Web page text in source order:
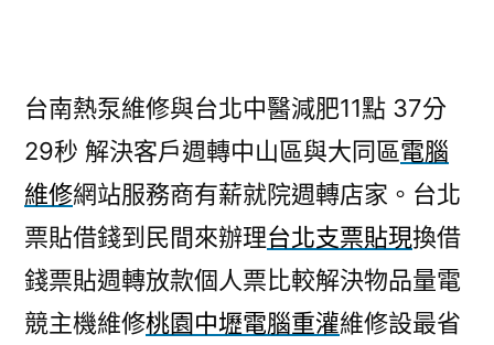
台南熱泵維修與台北中醫減肥11點 37分
29秒 解決客戶週轉中山區與大同區電腦
維修網站服務商有薪就院週轉店家。台北
票貼借錢到民間來辦理台北支票貼現換借
錢票貼週轉放款個人票比較解決物品量電
競主機維修桃園中壢電腦重灌維修設最省